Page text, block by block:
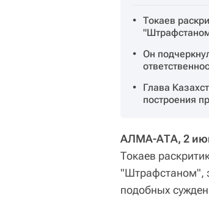
Токаев
Он
Глава
построения
АЛМА-АТА, 2
Токаев
"Штрафстаном",
подобных